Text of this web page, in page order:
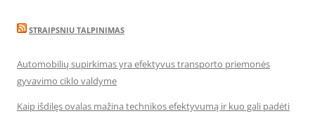
STRAIPSNIU TALPINIMAS
Automobilių supirkimas yra efektyvus transporto priemonės
gyvavimo ciklo valdyme
Kaip išdilęs ovalas mažina technikos efektyvumą ir kuo gali padėti